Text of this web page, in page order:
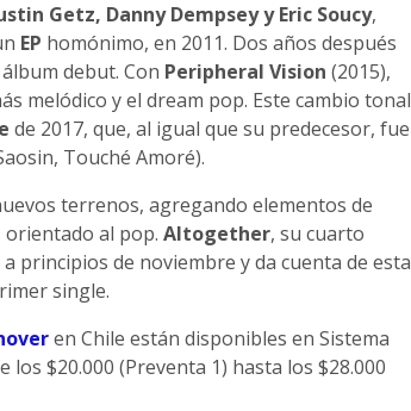
Getz, Danny Dempsey y Eric Soucy,
EP homónimo, en 2011. Dos años después
debut. Con Peripheral Vision (2015),
melódico y el dream pop. Este cambio tonal
de 2017, que, al igual que su predecesor, fue
Touché Amoré).
terrenos, agregando elementos de
orientado al pop. Altogether, su cuarto
a principios de noviembre y da cuenta de esta
single.
en Chile están disponibles en Sistema
los $20.000 (Preventa 1) hasta los $28.000